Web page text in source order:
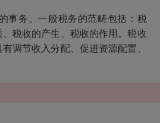
事务。一般税务的范畴包括：税
税收的产生、税收的作用。税收
调节收入分配、促进资源配置、